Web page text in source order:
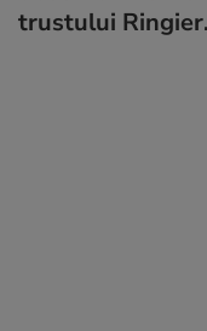
trustului Ringier.